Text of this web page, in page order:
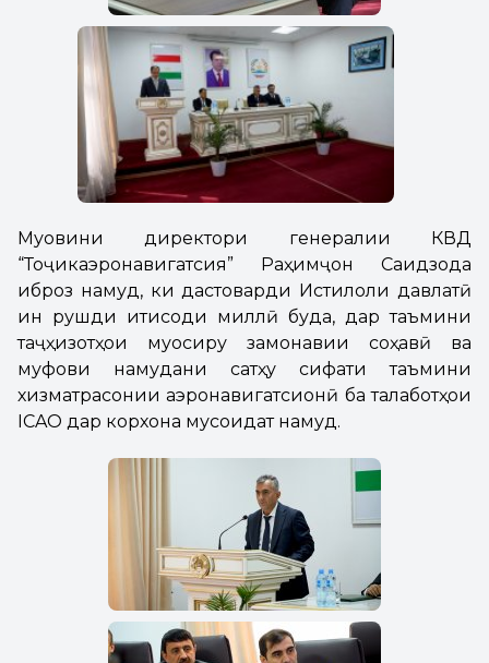
Муовини директори генералии КВД
“Тоҷикаэронавигатсия” Раҳимҷон Саидзода
иброз намуд, ки дастоварди Истиқлоли давлатӣ
ин рушди иқтисоди миллӣ буда, дар таъмини
таҷҳизотҳои муосиру замонавии соҳавӣ ва
муфовиқ намудани сатҳу сифати таъмини
хизматрасонии аэронавигатсионӣ ба талаботҳои
ICAO дар корхона мусоидат намуд.